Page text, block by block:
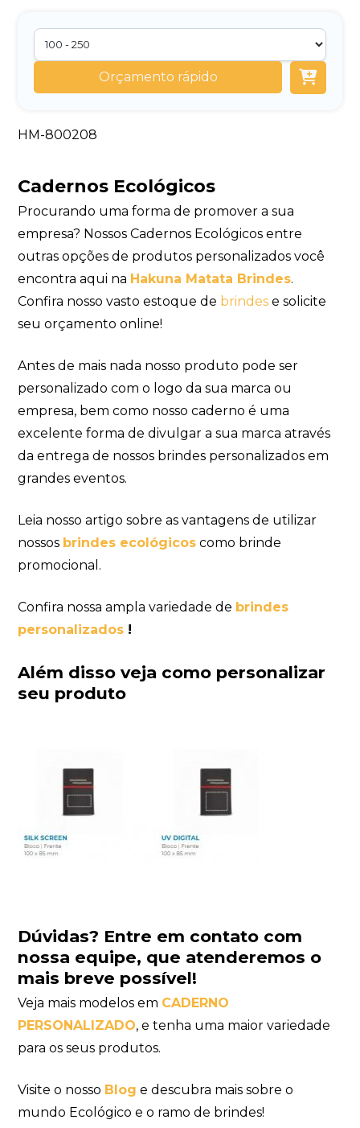
Orçamento rápido
HM-800208
Cadernos Ecológicos
Procurando uma forma de promover a sua
empresa? Nossos Cadernos Ecológicos entre
outras opções de produtos personalizados você
encontra aqui na Hakuna Matata Brindes.
Confira nosso vasto estoque de brindes e solicite
seu orçamento online!
Antes de mais nada nosso produto pode ser
personalizado com o logo da sua marca ou
empresa, bem como nosso caderno é uma
excelente forma de divulgar a sua marca através
da entrega de nossos brindes personalizados em
grandes eventos.
Leia nosso artigo sobre as vantagens de utilizar
nossos brindes ecológicos como brinde
promocional.
Confira nossa ampla variedade de brindes
personalizados !
Além disso veja como personalizar
seu produto
Dúvidas? Entre em contato com
nossa equipe, que atenderemos o
mais breve possível!
Veja mais modelos em CADERNO
PERSONALIZADO, e tenha uma maior variedade
para os seus produtos.
Visite o nosso Blog e descubra mais sobre o
mundo Ecológico e o ramo de brindes!